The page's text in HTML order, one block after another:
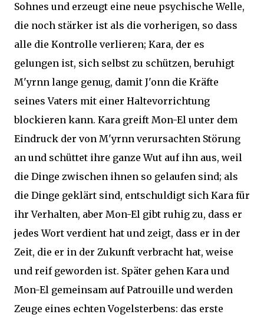
Sohnes und erzeugt eine neue psychische Welle,
die noch stärker ist als die vorherigen, so dass
alle die Kontrolle verlieren; Kara, der es
gelungen ist, sich selbst zu schützen, beruhigt
M'yrnn lange genug, damit J'onn die Kräfte
seines Vaters mit einer Haltevorrichtung
blockieren kann. Kara greift Mon-El unter dem
Eindruck der von M'yrnn verursachten Störung
an und schüttet ihre ganze Wut auf ihn aus, weil
die Dinge zwischen ihnen so gelaufen sind; als
die Dinge geklärt sind, entschuldigt sich Kara für
ihr Verhalten, aber Mon-El gibt ruhig zu, dass er
jedes Wort verdient hat und zeigt, dass er in der
Zeit, die er in der Zukunft verbracht hat, weise
und reif geworden ist. Später gehen Kara und
Mon-El gemeinsam auf Patrouille und werden
Zeuge eines echten Vogelsterbens: das erste